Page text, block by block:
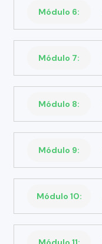
Módulo 6:
Módulo 7:
Módulo 8:
Módulo 9:
Módulo 10: